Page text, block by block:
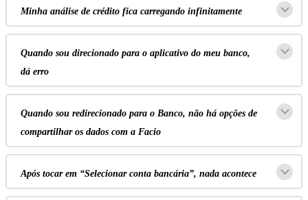
Minha análise de crédito fica carregando infinitamente
Quando sou direcionado para o aplicativo do meu banco,
dá erro
Quando sou redirecionado para o Banco, não há opções de
compartilhar os dados com a Facio
Após tocar em “Selecionar conta bancária”, nada acontece